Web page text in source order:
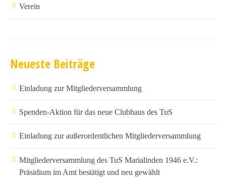
Verein
Neueste Beiträge
Einladung zur Mitgliederversammlung
Spenden-Aktion für das neue Clubhaus des TuS
Einladung zur außerordentlichen Mitgliederversammlung
Mitgliederversammlung des TuS Marialinden 1946 e.V.:
Präsidium im Amt bestätigt und neu gewählt